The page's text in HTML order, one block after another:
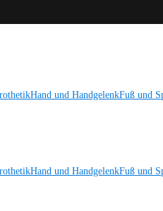
Hand und HandgelenkFuß und
Hand und HandgelenkFuß und